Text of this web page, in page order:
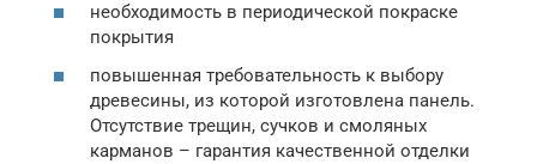
необходимость в периодической покраске
покрытия
повышенная требовательность к выбору
древесины, из которой изготовлена панель.
Отсутствие трещин, сучков и смоляных
карманов – гарантия качественной отделки